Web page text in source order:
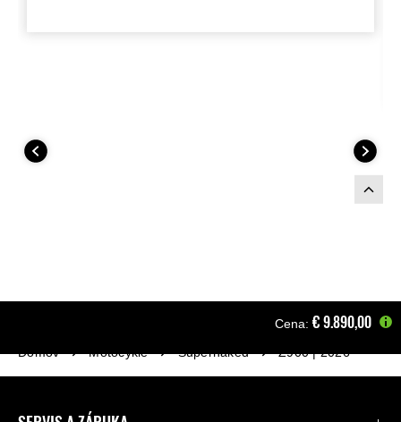
Cena: €‎ 9.890,00
Domov Motocykle Supernaked Z900 | 2026